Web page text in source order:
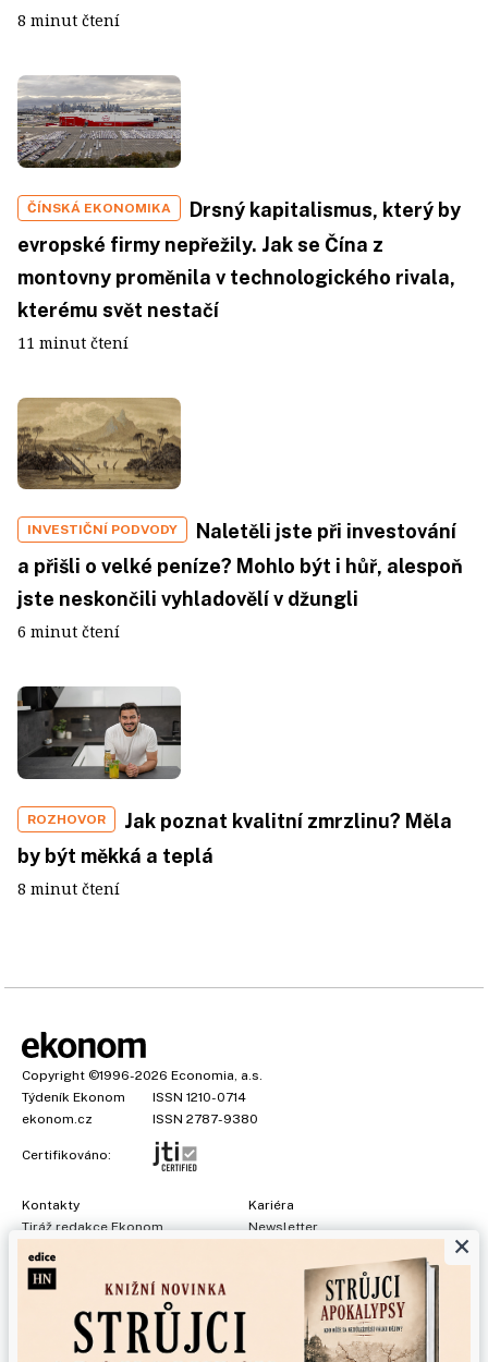
8 minut čtení
ČÍNSKÁ EKONOMIKA
Drsný kapitalismus, který by
evropské firmy nepřežily. Jak se Čína z
montovny proměnila v technologického rivala,
kterému svět nestačí
11 minut čtení
INVESTIČNÍ PODVODY
Naletěli jste při investování
a přišli o velké peníze? Mohlo být i hůř, alespoň
jste neskončili vyhladovělí v džungli
6 minut čtení
ROZHOVOR
Jak poznat kvalitní zmrzlinu? Měla
by být měkká a teplá
8 minut čtení
Copyright ©1996-2026 Economia, a.s.
Týdeník Ekonom
ISSN 1210-0714
ekonom.cz
ISSN 2787-9380
Certifikováno:
Kontakty
Tiráž redakce Ekonom
Kariéra
Newsletter
Prohlášení o cookies
Nastavení soukromí
Ochrana osobních údajů
, obchodní garant:Adéla Formáčková,+420 739 500 832
×